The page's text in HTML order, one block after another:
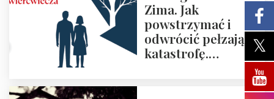
Zima. Jak
powstrzymać i
odwrócić pełzającą
katastrofę.
pierwsze spotkanie